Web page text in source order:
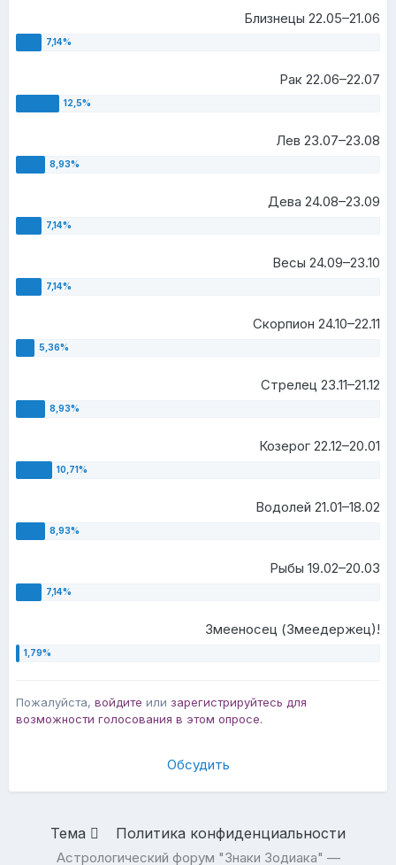
Близнецы 22.05–21.06
Рак 22.06–22.07
Лев 23.07–23.08
Дева 24.08–23.09
Весы 24.09–23.10
Скорпион 24.10–22.11
Стрелец 23.11–21.12
Козерог 22.12–20.01
Водолей 21.01–18.02
Рыбы 19.02–20.03
Змееносец (Змеедержец)!
Пожалуйста, войдите или зарегистрируйтесь для
возможности голосования в этом опросе.
Обсудить
Тема Политика конфиденциальности
Астрологический форум "Знаки Зодиака" —